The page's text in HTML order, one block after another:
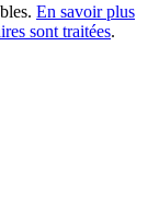
En savoir plus
sont traitées.